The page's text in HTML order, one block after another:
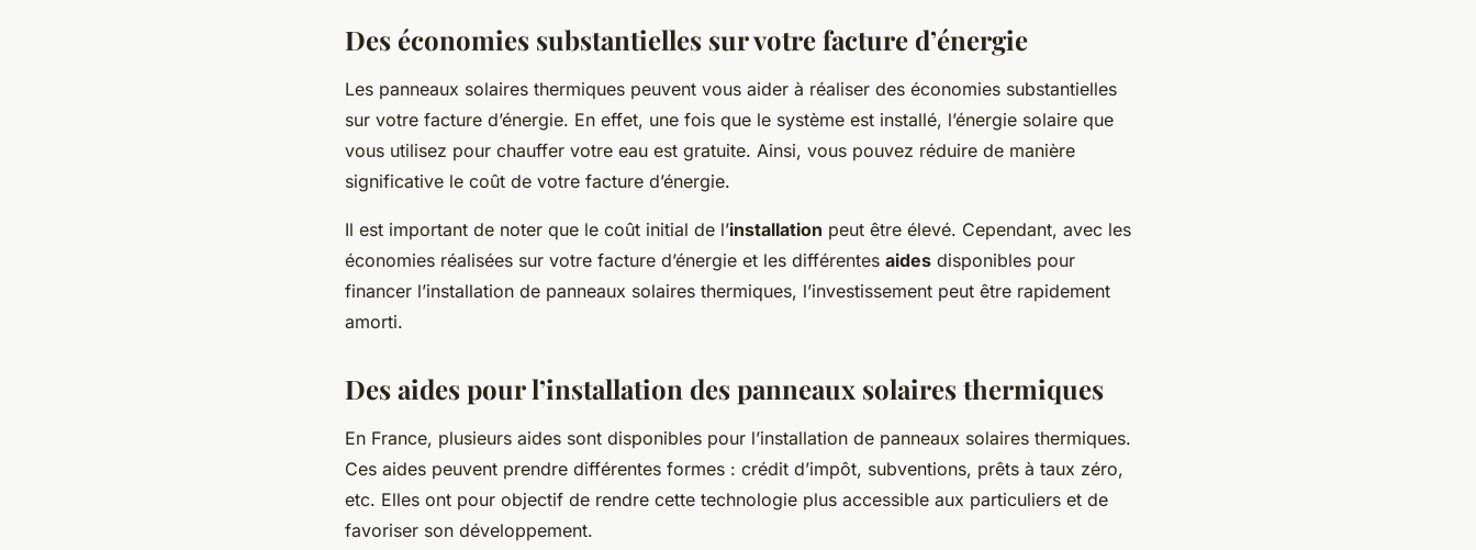
Des économies substantielles sur votre facture d’énergie
Les panneaux solaires thermiques peuvent vous aider à réaliser des économies substantielles
sur votre facture d’énergie. En effet, une fois que le système est installé, l’énergie solaire que
vous utilisez pour chauffer votre eau est gratuite. Ainsi, vous pouvez réduire de manière
significative le coût de votre facture d’énergie.
Il est important de noter que le coût initial de l’installation peut être élevé. Cependant, avec les
économies réalisées sur votre facture d’énergie et les différentes aides disponibles pour
financer l’installation de panneaux solaires thermiques, l’investissement peut être rapidement
amorti.
Des aides pour l’installation des panneaux solaires thermiques
En France, plusieurs aides sont disponibles pour l’installation de panneaux solaires thermiques.
Ces aides peuvent prendre différentes formes : crédit d’impôt, subventions, prêts à taux zéro,
etc. Elles ont pour objectif de rendre cette technologie plus accessible aux particuliers et de
favoriser son développement.